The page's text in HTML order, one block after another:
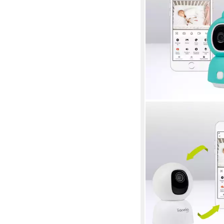
Video-Babyphone
Set, Set, Drehbare
Smartphone-
Ansicht/
39,99 € 59,99 €
lieferbar - in 3-4